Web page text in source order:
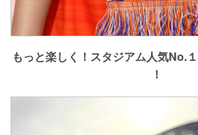
もっと楽しく！スタジアム人気No.
！